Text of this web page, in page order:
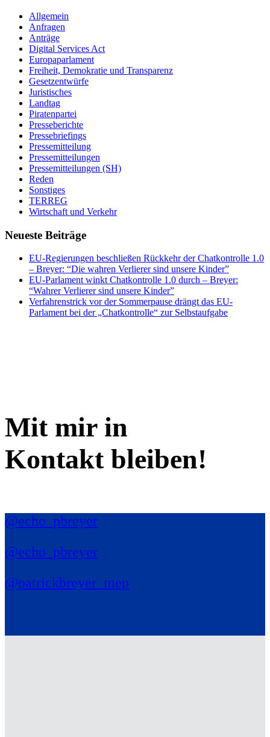
Allgemein
Anfragen
Anträge
Digital Services Act
Europaparlament
Freiheit, Demokratie und Transparenz
Gesetzentwürfe
Juristisches
Landtag
Piratenpartei
Presseberichte
Pressebriefings
Pressemitteilung
Pressemitteilungen
Pressemitteilungen (SH)
Reden
Sonstiges
TERREG
Wirtschaft und Verkehr
Neueste Beiträge
EU-Regierungen beschließen Rückkehr der Chatkontrolle 1.0
– Breyer: “Die wahren Verlierer sind unsere Kinder”
EU-Parlament winkt Chatkontrolle 1.0 durch – Breyer:
“Wahrer Verlierer sind unsere Kinder”
Verfahrenstrick vor der Sommerpause drängt das EU-
Parlament bei der „Chatkontrolle“ zur Selbstaufgabe
Mit mir in
Kontakt bleiben!
@echo_pbreyer
@echo_pbreyer
@patrickbreyer_mep